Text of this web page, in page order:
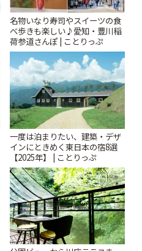
名物いなり寿司やスイーツの食
べ歩きも楽しい♪愛知・豊川稲
荷参道さんぽ | ことりっぷ
一度は泊まりたい、建築・デザ
インにときめく東日本の宿8選
【2025年】 | ことりっぷ